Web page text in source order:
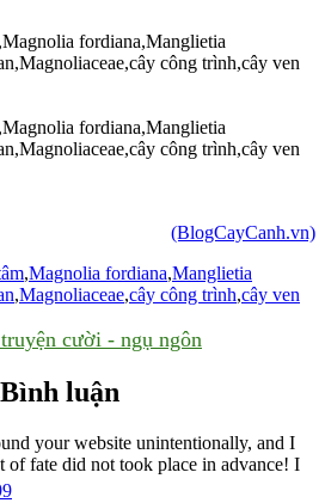
(BlogCayCanh.vn)
,Magnolia fordiana,Manglietia
,Magnoliaceae,cây công trình,cây ven
cười - ngụ ngôn
Bình luận
your website unintentionally, and I
of fate did not took place in advance! I